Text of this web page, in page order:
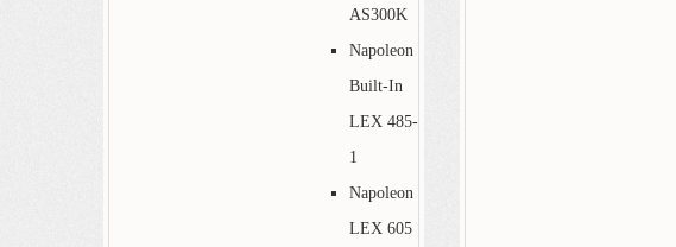
AS300K
Napoleon
Built-In
LEX 485-
1
Napoleon
LEX 605